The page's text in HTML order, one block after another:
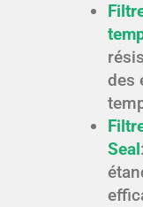
des
Seal